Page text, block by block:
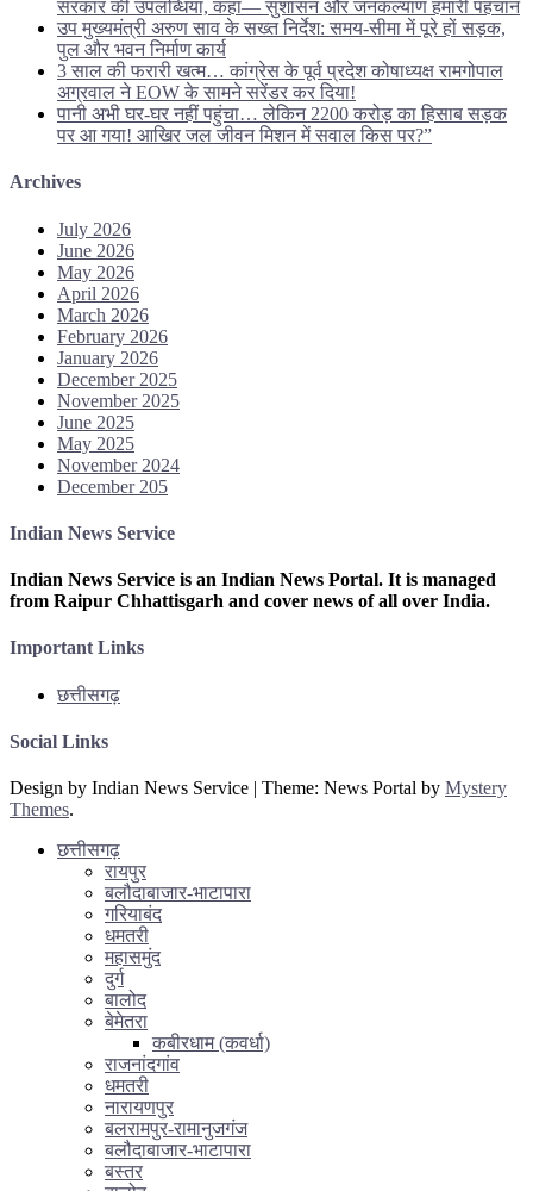
सरकार की उपलब्धियां, कहा— सुशासन और जनकल्याण हमारी पहचान
उप मुख्यमंत्री अरुण साव के सख्त निर्देश: समय-सीमा में पूरे हों सड़क,
पुल और भवन निर्माण कार्य
3 साल की फरारी खत्म… कांग्रेस के पूर्व प्रदेश कोषाध्यक्ष रामगोपाल
अग्रवाल ने EOW के सामने सरेंडर कर दिया!
पानी अभी घर-घर नहीं पहुंचा… लेकिन 2200 करोड़ का हिसाब सड़क
पर आ गया! आखिर जल जीवन मिशन में सवाल किस पर?”
Archives
July 2026
June 2026
May 2026
April 2026
March 2026
February 2026
January 2026
December 2025
November 2025
June 2025
May 2025
November 2024
December 205
Indian News Service
Indian News Service is an Indian News Portal. It is managed
from Raipur Chhattisgarh and cover news of all over India.
Important Links
छत्तीसगढ़
Social Links
Design by Indian News Service | Theme: News Portal by Mystery
Themes.
छत्तीसगढ़
रायपुर
बलौदाबाजार-भाटापारा
गरियाबंद
धमतरी
महासमुंद
दुर्ग
बालोद
बेमेतरा
कबीरधाम (कवर्धा)
राजनांदगांव
धमतरी
नारायणपुर
बलरामपुर-रामानुजगंज
बलौदाबाजार-भाटापारा
बस्तर